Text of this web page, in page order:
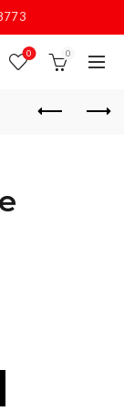
0 0